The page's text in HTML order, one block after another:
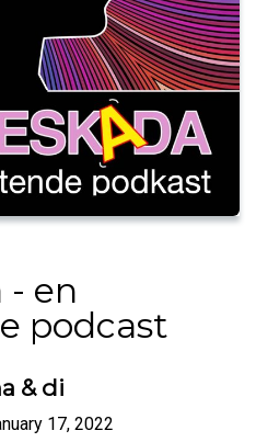
- en
podcast
& di
17, 2022